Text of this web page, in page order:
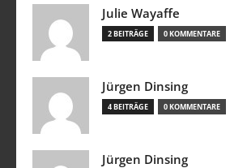
Julie Wayaffe
2 BEITRÄGE 0 KOMMENTARE
Jürgen Dinsing
4 BEITRÄGE 0 KOMMENTARE
Jürgen Dinsing